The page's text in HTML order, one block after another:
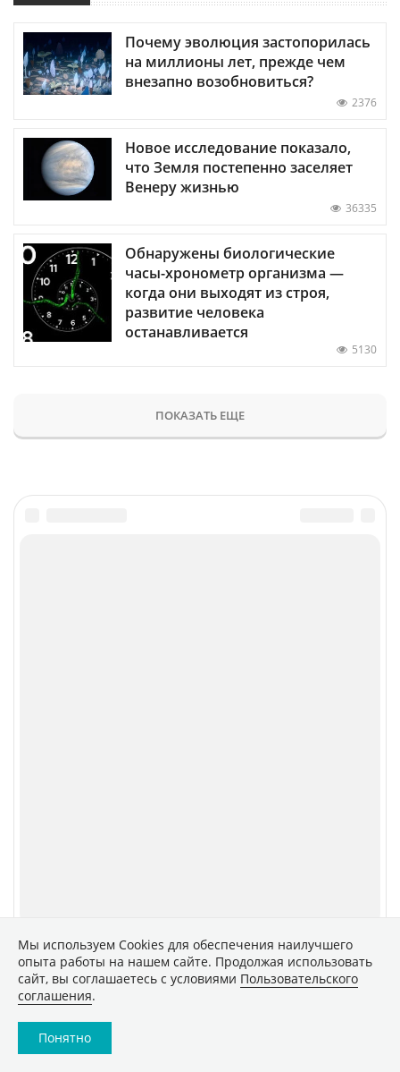
Почему эволюция застопорилась
на миллионы лет, прежде чем
внезапно возобновиться?
2376
Новое исследование показало,
что Земля постепенно заселяет
Венеру жизнью
36335
Обнаружены биологические
часы-хронометр организма —
когда они выходят из строя,
развитие человека
останавливается
5130
ПОКАЗАТЬ ЕЩЕ
Быстрая подписка на новости
RSS
Политика конфиденциальности
Мы используем Сookies для обеспечения наилучшего
опыта работы на нашем сайте. Продолжая использовать
сайт, вы соглашаетесь с условиями Пользовательского
соглашения.
Понятно